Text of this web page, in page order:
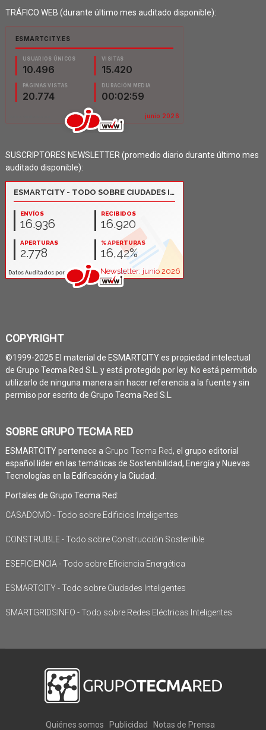
TRÁFICO WEB (durante último mes auditado disponible):
SUSCRIPTORES NEWSLETTER (promedio diario durante último mes
auditado disponible):
COPYRIGHT
©1999-2025 El material de ESMARTCITY es propiedad intelectual
de Grupo Tecma Red S.L. y está protegido por ley. No está permitido
utilizarlo de ninguna manera sin hacer referencia a la fuente y sin
permiso por escrito de Grupo Tecma Red S.L.
SOBRE GRUPO TECMA RED
ESMARTCITY pertenece a Grupo Tecma Red, el grupo editorial
español líder en las temáticas de Sostenibilidad, Energía y Nuevas
Tecnologías en la Edificación y la Ciudad.
Portales de Grupo Tecma Red:
CASADOMO - Todo sobre Edificios Inteligentes
CONSTRUIBLE - Todo sobre Construcción Sostenible
ESEFICIENCIA - Todo sobre Eficiencia Energética
ESMARTCITY - Todo sobre Ciudades Inteligentes
SMARTGRIDSINFO - Todo sobre Redes Eléctricas Inteligentes
Quiénes somos Publicidad Notas de Prensa